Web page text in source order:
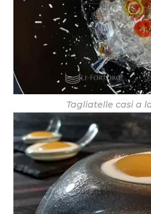
Tagliatelle casi a